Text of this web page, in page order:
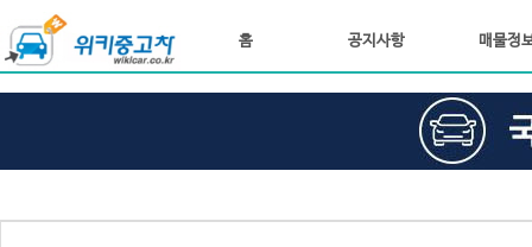
홈 공지사항 매물정